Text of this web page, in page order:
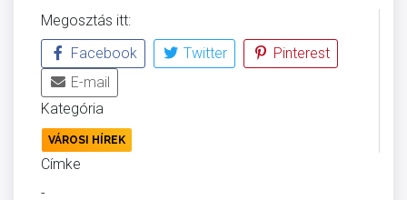
Megosztás itt:
Facebook
Twitter
Pinterest
E-mail
Kategória
VÁROSI HÍREK
Címke
-